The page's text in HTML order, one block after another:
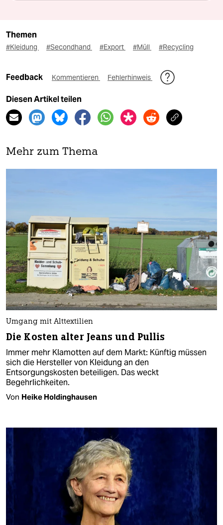
Themen
#Kleidung #Secondhand #Export #Müll #Recycling
Feedback Kommentieren Fehlerhinweis
Diesen Artikel teilen
Mehr zum Thema
Umgang mit Alttextilien
Die Kosten alter Jeans und Pullis
Immer mehr Klamotten auf dem Markt: Künftig müssen
sich die Hersteller von Kleidung an den
Entsorgungskosten beteiligen. Das weckt
Begehrlichkeiten.
Von Heike Holdinghausen